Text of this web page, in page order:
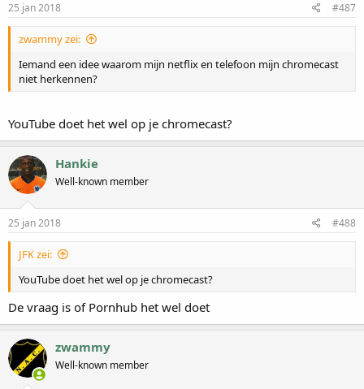
25 jan 2018 #487
zwammy zei:
Iemand een idee waarom mijn netflix en telefoon mijn chromecast
niet herkennen?
YouTube doet het wel op je chromecast?
Hankie
Well-known member
25 jan 2018 #488
JFK zei:
YouTube doet het wel op je chromecast?
De vraag is of Pornhub het wel doet
zwammy
Well-known member